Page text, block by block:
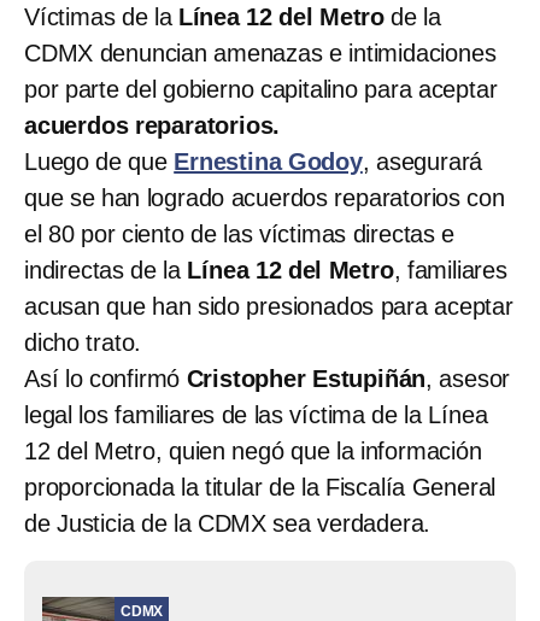
Víctimas de laLínea 12 del Metrode la
CDMX denuncian amenazas e intimidaciones
por parte del gobierno capitalino para aceptar
acuerdos reparatorios.
Luego de que Ernestina Godoy, asegurará
que se han logrado acuerdos reparatorios con
el 80 por ciento de las víctimas directas e
indirectas de la Línea 12 del Metro, familiares
acusan que han sido presionados para aceptar
dicho trato.
Así lo confirmó Cristopher Estupiñán, asesor
legal los familiares de las víctima de la Línea
12 del Metro, quien negó que la información
proporcionada la titular de la Fiscalía General
de Justicia de la CDMX sea verdadera.
CDMX